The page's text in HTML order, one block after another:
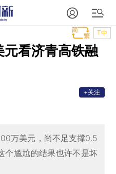
T中
看济青高铁融
+关注
万美元，尚不足支撑0.5
个尴尬的结果也许不是坏